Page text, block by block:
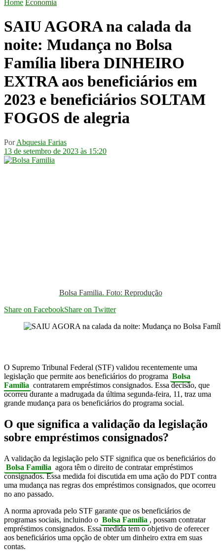
Home Economia
SAIU AGORA na calada da
noite: Mudança no Bolsa
Família libera DINHEIRO
EXTRA aos beneficiários em
2023 e beneficiários SOLTAM
FOGOS de alegria
Por Abquesia Farias
13 de setembro de 2023 às 15:20
Bolsa Familia. Foto: Reprodução
Share on FacebookShare on Twitter
O Supremo Tribunal Federal (STF) validou recentemente uma
legislação que permite aos beneficiários do programa Bolsa
Família contratarem empréstimos consignados. Essa decisão, que
ocorreu durante a madrugada da última segunda-feira, 11, traz uma
grande mudança para os beneficiários do programa social.
O que significa a validação da legislação
sobre empréstimos consignados?
A validação da legislação pelo STF significa que os beneficiários do
Bolsa Família agora têm o direito de contratar empréstimos
consignados. Essa medida foi discutida em uma ação do PDT contra
uma mudança nas regras dos empréstimos consignados, que ocorreu
no ano passado.
A norma aprovada pelo STF garante que os beneficiários de
programas sociais, incluindo o Bolsa Família , possam contratar
empréstimos consignados. Essa medida tem o objetivo de oferecer
aos beneficiários uma opção de obter um dinheiro extra em suas
contas.